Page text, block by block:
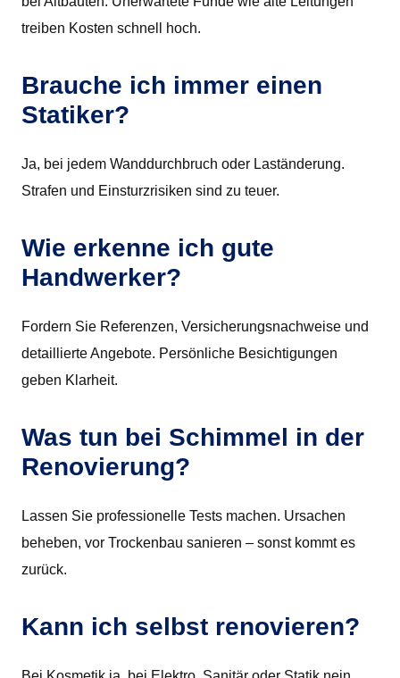
treiben Kosten schnell hoch.
Brauche ich immer einen
Statiker?
Ja, bei jedem Wanddurchbruch oder Laständerung.
Strafen und Einsturzrisiken sind zu teuer.
Wie erkenne ich gute
Handwerker?
Fordern Sie Referenzen, Versicherungsnachweise und
detaillierte Angebote. Persönliche Besichtigungen
geben Klarheit.
Was tun bei Schimmel in der
Renovierung?
Lassen Sie professionelle Tests machen. Ursachen
beheben, vor Trockenbau sanieren – sonst kommt es
zurück.
Kann ich selbst renovieren?